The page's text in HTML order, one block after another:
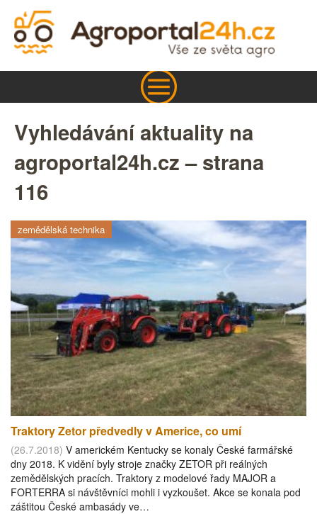
Vyhledávání aktuality na
agroportal24h.cz – strana
116
zemědělská technika
Traktory Zetor předvedly v Americe, co umí
(26.7.2018) V americkém Kentucky se konaly České farmářské
dny 2018. K vidění byly stroje značky ZETOR při reálných
zemědělských pracích. Traktory z modelové řady MAJOR a
FORTERRA si návštěvníci mohli i vyzkoušet. Akce se konala pod
záštitou České ambasády ve…